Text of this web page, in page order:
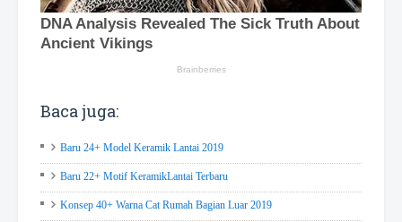
Baca juga:
Baru 24+ Model Keramik Lantai 2019
Baru 22+ Motif KeramikLantai Terbaru
Konsep 40+ Warna Cat Rumah Bagian Luar 2019